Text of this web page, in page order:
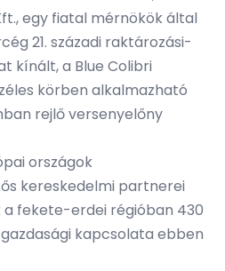
egy fiatal mérnökök által
21. századi raktározási-
kínált, a Blue Colibri
körben alkalmazható
rejlő versenyelőny
országok
kereskedelmi partnerei
a fekete-erdei régióban 430
kapcsolata ebben